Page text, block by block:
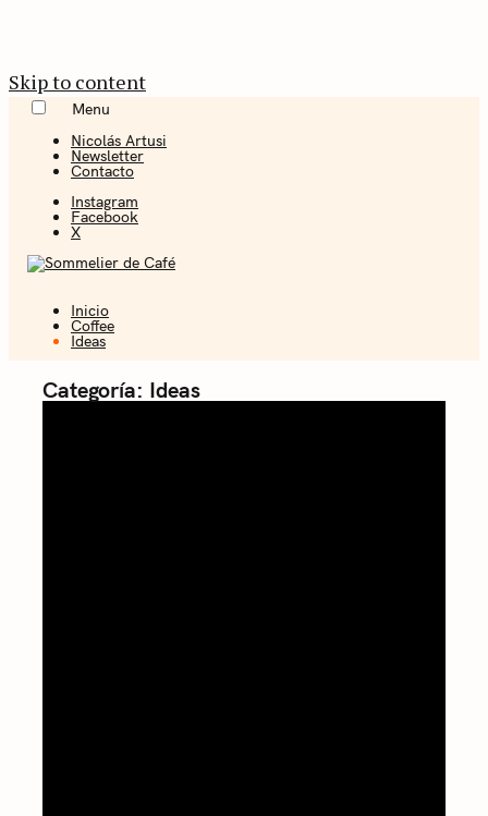
Skip to content
Menu
Nicolás Artusi
Newsletter
Contacto
Instagram
Facebook
X
Sommelier de
Coffee + Ideas
Inicio
Coffee
Ideas
Categoría: Ideas